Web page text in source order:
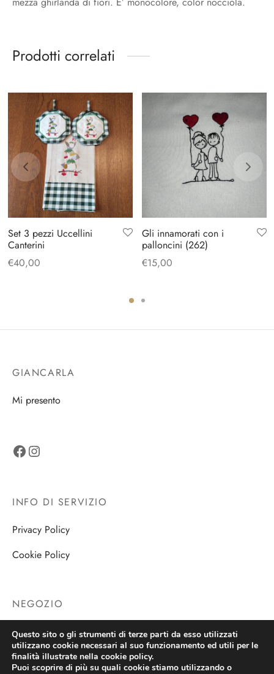
Prodotti correlati
Set 3 pezzi Uccellini
Canterini
€40,00
Gli innamorati con i
palloncini (262)
€15,00
GIANCARLA
Mi presento
Facebook
INFO DI SERVIZIO
Privacy Policy
Cookie Policy
NEGOZIO
Negozio
Questo sito o gli strumenti di terze parti da esso utilizzati
utilizzano cookie necessari al suo funzionamento ed utili per le
finalità illustrate nella cookie policy.
Puoi scoprire di più su quali cookie stiamo utilizzando o